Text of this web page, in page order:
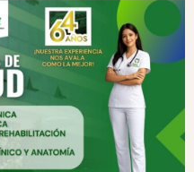
Grupo HBA Noticias| Todos los
Noticias Tacna Noticias